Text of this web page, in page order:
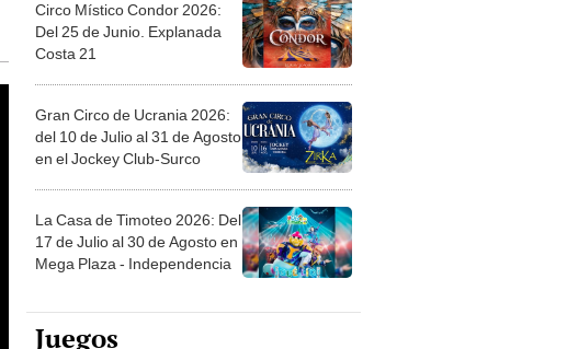
Circo Místico Condor 2026:
Del 25 de Junio. Explanada
Costa 21
Gran Circo de Ucrania 2026:
del 10 de Julio al 31 de Agosto
en el Jockey Club-Surco
La Casa de Timoteo 2026: Del
17 de Julio al 30 de Agosto en
Mega Plaza - Independencia
Juegos